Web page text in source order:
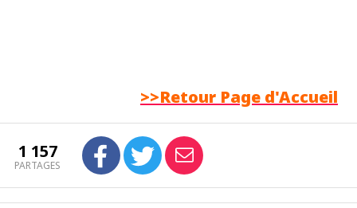
>>Retour Page d'Accueil
1 157
PARTAGES